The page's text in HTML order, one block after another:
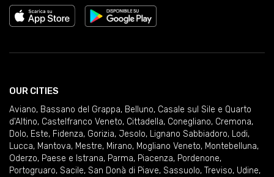
OUR CITIES
Aviano, Bassano del Grappa, Belluno, Casale sul Sile e Quarto
d'Altino, Castelfranco Veneto, Cittadella, Conegliano, Cremona,
Dolo, Este, Fidenza, Gorizia, Jesolo, Lignano Sabbiadoro, Lodi,
Lucca, Mantova, Mestre, Mirano, Mogliano Veneto, Montebelluna,
Oderzo, Paese e Istrana, Parma, Piacenza, Pordenone,
Portogruaro, Sacile, San Donà di Piave, Sassuolo, Treviso, Udine,